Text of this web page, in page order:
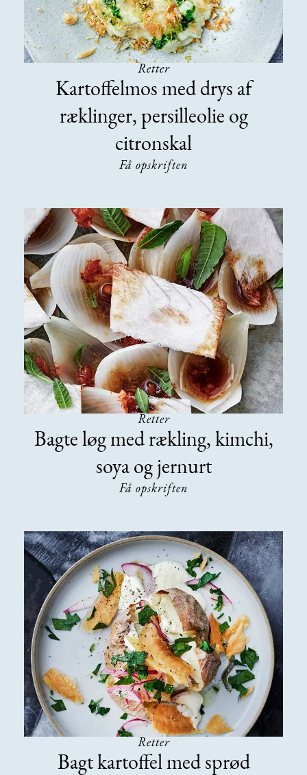
Retter
Kartoffelmos med drys af
ræklinger, persilleolie og
citronskal
Få opskriften
Retter
Bagte løg med rækling, kimchi,
soya og jernurt
Få opskriften
Retter
Bagt kartoffel med sprød